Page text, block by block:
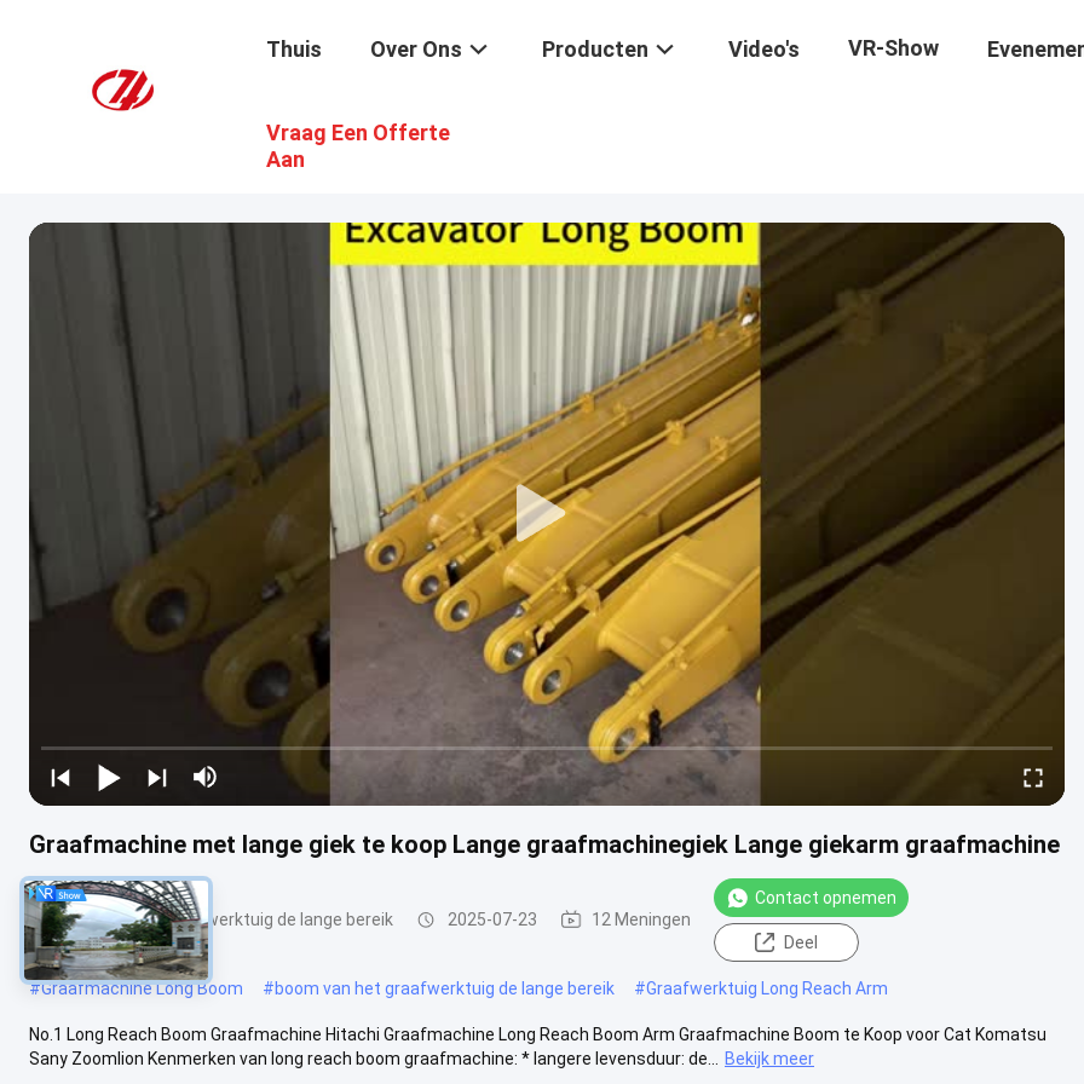
Thuis Over Ons Producten Video's VR-Show
Vraag Een Offerte
Aan
Graafmachine met lange giek te koop Lange graafmachinegiek Lange giekarm graafmachine
boom van het graafwerktuig de lange bereik 2025-07-23 12 Meningen
Contact opnemen
Deel
#Graafmachine Long Boom #boom van het graafwerktuig de lange bereik #Graafwerktuig Long Reach Arm
No.1 Long Reach Boom Graafmachine Hitachi Graafmachine Long Reach Boom Arm Graafmachine Boom te Koop voor Cat Komatsu
Sany Zoomlion Kenmerken van long reach boom graafmachine: * langere levensduur: de...
Bekijk meer